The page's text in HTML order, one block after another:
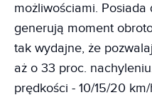
możliwościami.
generują moment
tak wydajne, że
aż o 33 proc.
prędkości - 10/15/20